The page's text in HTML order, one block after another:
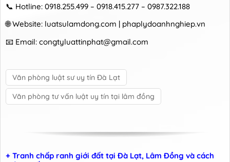
📞 Hotline: 0918.255.499 – 0918.415.277 – 0987.322.188
🌐 Website: luatsulamdong.com | phaplydoanhnghiep.vn
📧 Email: congtyluattinphat@gmail.com
Văn phòng luật sư uy tín Đà Lạt
Văn phòng tư vấn luật uy tín tại lâm đồng
+ Tranh chấp ranh giới đất tại Đà Lạt, Lâm Đồng và cách